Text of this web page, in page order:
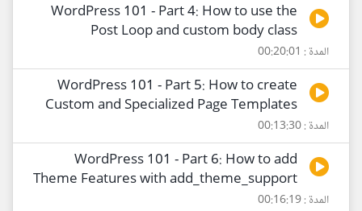
WordPress 101 - Part 4: How to use the
Post Loop and custom body class
المدة : 00:20:01
WordPress 101 - Part 5: How to create
Custom and Specialized Page Templates
المدة : 00:13:30
WordPress 101 - Part 6: How to add
Theme Features with add_theme_support
المدة : 00:16:19